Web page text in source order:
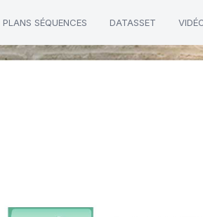
PLANS SÉQUENCES DATASSET